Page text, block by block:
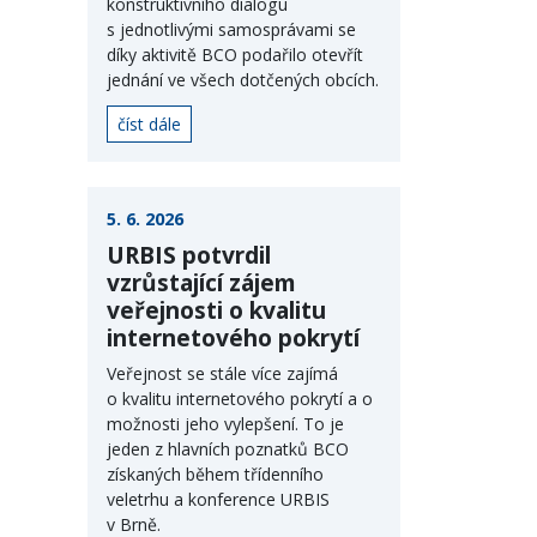
s jednotlivými samosprávami se
díky aktivitě BCO podařilo otevřít
jednání ve všech dotčených obcích.
číst dále
5. 6. 2026
URBIS potvrdil
vzrůstající zájem
veřejnosti o kvalitu
internetového pokrytí
Veřejnost se stále více zajímá
o kvalitu internetového pokrytí a o
možnosti jeho vylepšení. To je
jeden z hlavních poznatků BCO
získaných během třídenního
veletrhu a konference URBIS
v Brně.